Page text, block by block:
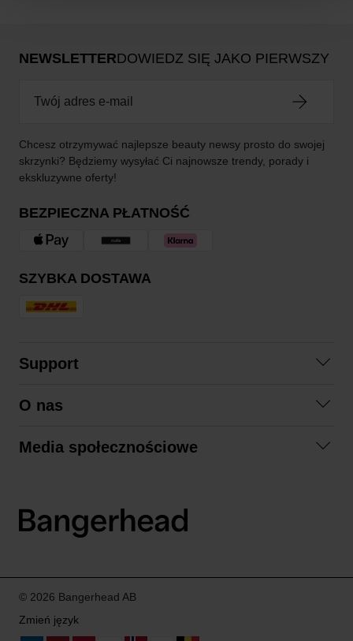
NEWSLETTERDOWIEDZ SIĘ JAKO PIERWSZY
Chcesz otrzymywać najlepsze beauty newsy prosto do swojej
skrzynki? Będziemy wysyłać Ci najnowsze trendy, porady i
ekskluzywne oferty!
BEZPIECZNA PŁATNOŚĆ
SZYBKA DOSTAWA
Support
Regulamin zakupów
O nas
Zrównoważony rozwój
Media społecznościowe
LinkedIn
© 2026 Bangerhead AB
Zmień język